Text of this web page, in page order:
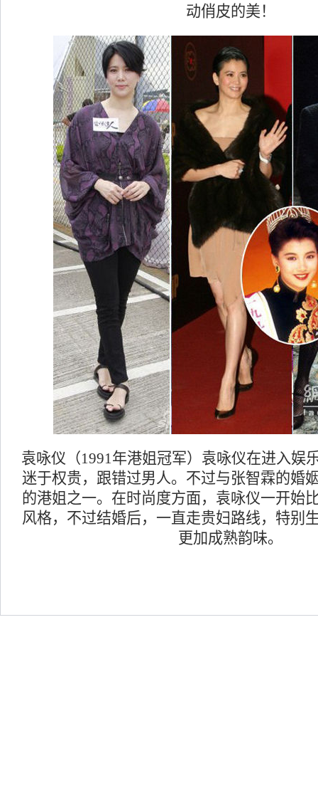
动俏皮的美！
袁咏仪（1991年港姐冠军）袁咏仪在进入娱
迷于权贵，跟错过男人。不过与张智霖的婚
的港姐之一。在时尚度方面，袁咏仪一开始
风格，不过结婚后，一直走贵妇路线，特别
更加成熟韵味。